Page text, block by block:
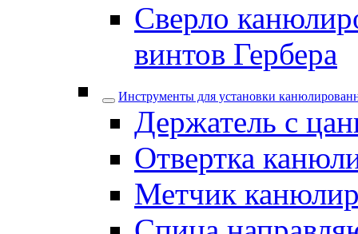
Сверло
винтов Гербера
Инструменты для установки
Держатель с
Отвертка
Метчик